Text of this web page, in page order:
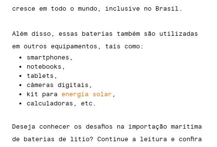
cresce em todo o mundo, inclusive no Brasil.
Além disso, essas baterias também são utilizadas
em outros equipamentos, tais como:
smartphones,
notebooks,
tablets,
câmeras digitais,
kit para energia solar
calculadoras, etc.
Deseja conhecer os desafios na importação marítima
de baterias de lítio? Continue a leitura e confira